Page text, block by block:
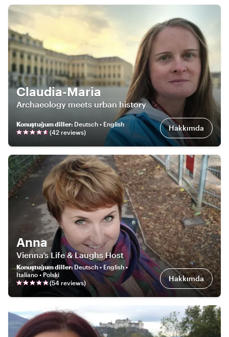
Claudia-Maria
Archaeology meets urban history
Konuştuğum diller: Deutsch • English
(42 reviews) Hakkımda
Anna
Vienna’s Life & Laughs Host
Konuştuğum diller: Deutsch • English •
Italiano • Polski
(54 reviews) Hakkımda